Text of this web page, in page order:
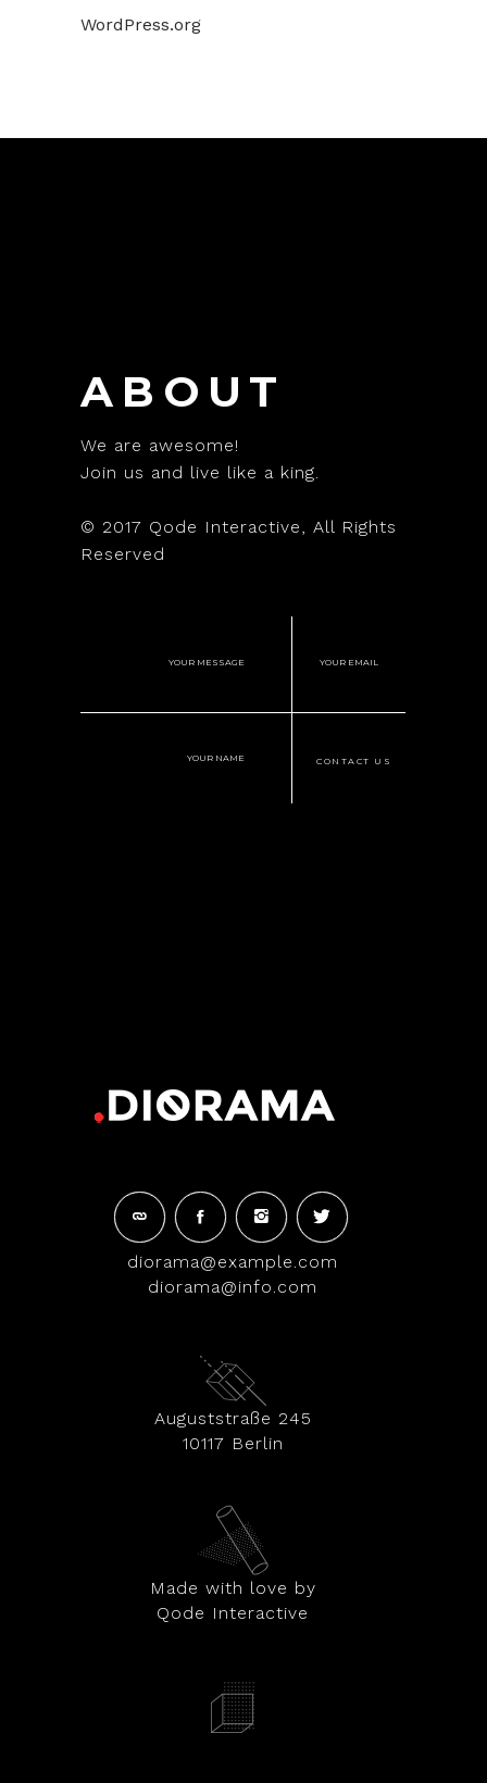
WordPress.org
ABOUT
We are awesome!
Join us and live like a king.
© 2017 Qode Interactive, All Rights
Reserved
diorama@example.com
diorama@info.com
Auguststraße 245
10117 Berlin
Made with love by
Qode Interactive